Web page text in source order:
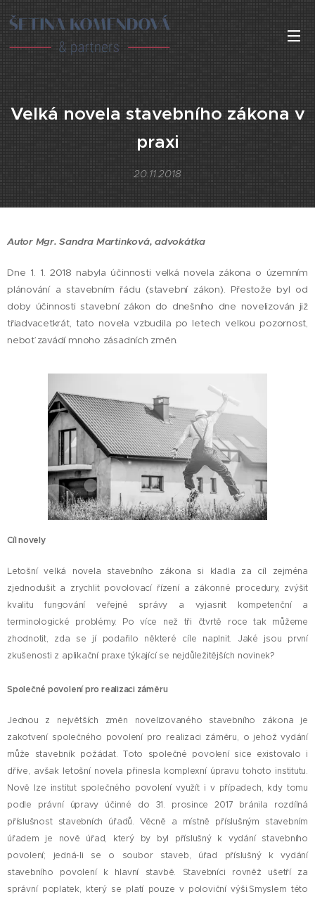
Velká novela stavebního zákona v
praxi
20.11.2018
Autor Mgr. Sandra Martinková, advokátka
Dne 1. 1. 2018 nabyla účinnosti velká novela zákona o územním
plánování a stavebním řádu (stavební zákon). Přestože byl od
doby účinnosti stavební zákon do dnešního dne novelizován již
třiadvacetkrát, tato novela vzbudila po letech velkou pozornost,
neboť zavádí mnoho zásadních změn.
Cíl novely
Letošní velká novela stavebního zákona si kladla za cíl zejména
zjednodušit a zrychlit povolovací řízení a zákonné procedury, zvýšit
kvalitu fungování veřejné správy a vyjasnit kompetenční a
terminologické problémy. Po více než tři čtvrtě roce tak můžeme
zhodnotit, zda se jí podařilo některé cíle naplnit. Jaké jsou první
zkušenosti z aplikační praxe týkající se nejdůležitějších novinek?
Společné povolení pro realizaci záměru
Jednou z největších změn novelizovaného stavebního zákona je
zakotvení společného povolení pro realizaci záměru, o jehož vydání
může stavebník požádat. Toto společné povolení sice existovalo i
dříve, avšak letošní novela přinesla komplexní úpravu tohoto institutu.
Nově lze institut společného povolení využít i v případech, kdy tomu
podle právní úpravy účinné do 31. prosince 2017 bránila rozdílná
příslušnost stavebních úřadů. Věcně a místně příslušným stavebním
úřadem je nově úřad, který by byl příslušný k vydání stavebního
povolení; jedná-li se o soubor staveb, úřad příslušný k vydání
stavebního povolení k hlavní stavbě. Stavebníci rovněž ušetří za
správní poplatek, který se platí pouze v poloviční výši.Smyslem této